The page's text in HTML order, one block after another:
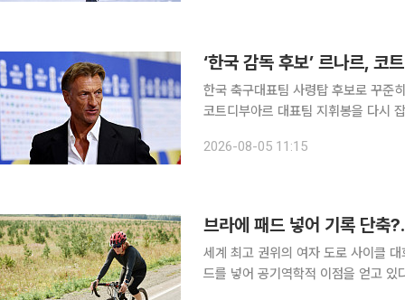
‘한국 감독 후보’ 르나르, 코
한국 축구대표팀 사령탑 후보로 꾸준
코트디부아르 대표팀 지휘봉을 다시 잡는다. 4일(현지시간) 로이터통신에 따르면
2014년부터 2015년까지 코트디부
2026-08-05 11:15
브라에 패드 넣어 기록 단축
세계 최고 권위의 여자 도로 사이클
드를 넣어 공기역학적 이점을 얻고 있